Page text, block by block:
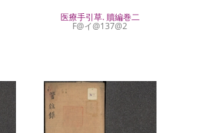
医療手引草. 贖編巻二
F@イ@137@2